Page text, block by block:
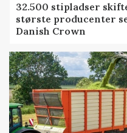
32.500 stipladser
største producenter
Danish Crown